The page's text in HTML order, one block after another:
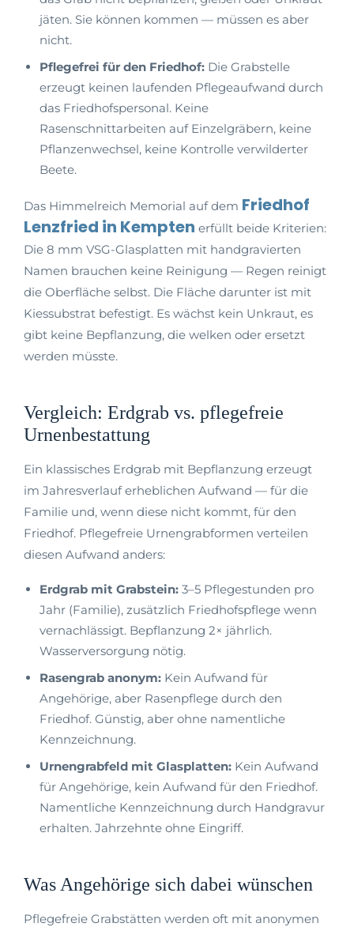
jäten. Sie können kommen — müssen es aber
nicht.
Pflegefrei für den Friedhof: Die Grabstelle
erzeugt keinen laufenden Pflegeaufwand durch
das Friedhofspersonal. Keine
Rasenschnittarbeiten auf Einzelgräbern, keine
Pflanzenwechsel, keine Kontrolle verwilderter
Beete.
Das Himmelreich Memorial auf dem Friedhof
Lenzfried in Kempten erfüllt beide Kriterien:
Die 8 mm VSG-Glasplatten mit handgravierten
Namen brauchen keine Reinigung — Regen reinigt
die Oberfläche selbst. Die Fläche darunter ist mit
Kiessubstrat befestigt. Es wächst kein Unkraut, es
gibt keine Bepflanzung, die welken oder ersetzt
werden müsste.
Vergleich: Erdgrab vs. pflegefreie
Urnenbestattung
Ein klassisches Erdgrab mit Bepflanzung erzeugt
im Jahresverlauf erheblichen Aufwand — für die
Familie und, wenn diese nicht kommt, für den
Friedhof. Pflegefreie Urnengrabformen verteilen
diesen Aufwand anders:
Erdgrab mit Grabstein: 3–5 Pflegestunden pro
Jahr (Familie), zusätzlich Friedhofspflege wenn
vernachlässigt. Bepflanzung 2× jährlich.
Wasserversorgung nötig.
Rasengrab anonym: Kein Aufwand für
Angehörige, aber Rasenpflege durch den
Friedhof. Günstig, aber ohne namentliche
Kennzeichnung.
Urnengrabfeld mit Glasplatten: Kein Aufwand
für Angehörige, kein Aufwand für den Friedhof.
Namentliche Kennzeichnung durch Handgravur
erhalten. Jahrzehnte ohne Eingriff.
Was Angehörige sich dabei wünschen
Pflegefreie Grabstätten werden oft mit anonymen